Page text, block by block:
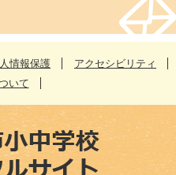
情報保護
アクセシビリティ
いて